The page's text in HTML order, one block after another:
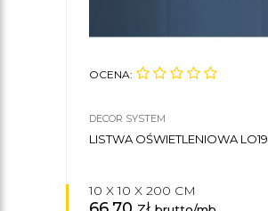
OCENA:
DECOR SYSTEM
LISTWA OŚWIETLENIOWA LO19
10 X 10 X 200 CM